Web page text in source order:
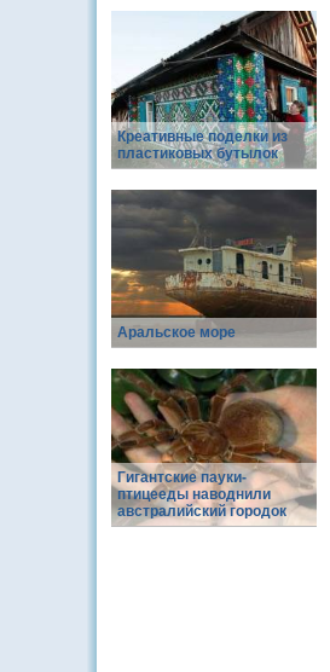
Креативные поделки из
пластиковых бутылок
Аральское море
Гигантские пауки-
птицееды наводнили
австралийский городок